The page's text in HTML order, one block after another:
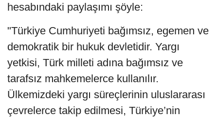
hesabındaki paylaşımı şöyle:
"Türkiye Cumhuriyeti bağımsız, egemen ve
demokratik bir hukuk devletidir. Yargı
yetkisi, Türk milleti adına bağımsız ve
tarafsız mahkemelerce kullanılır.
Ülkemizdeki yargı süreçlerinin uluslararası
çevrelerce takip edilmesi, Türkiye’nin